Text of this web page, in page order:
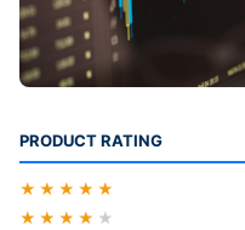
PRODUCT RATING
★★★★★
★★★★ ★